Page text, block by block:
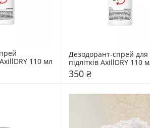
Дезодорант-спрей для
350 ₴